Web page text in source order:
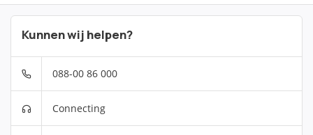
Kunnen wij helpen?
088-00 86 000
Connecting